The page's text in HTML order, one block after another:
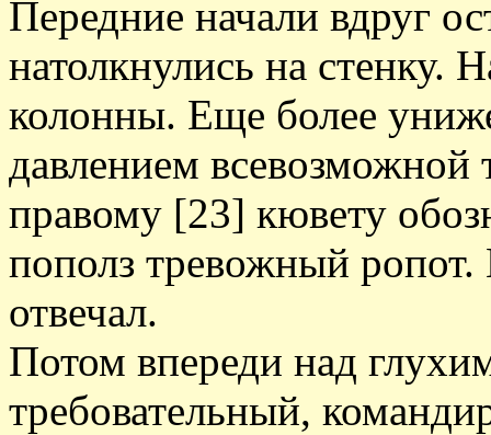
Передние начали вдруг
натолкнулись на стенку.
колонны. Еще более
давлением
правому [23] кювету
пополз тревожный
отвечал.
Потом впереди над
требовательный,